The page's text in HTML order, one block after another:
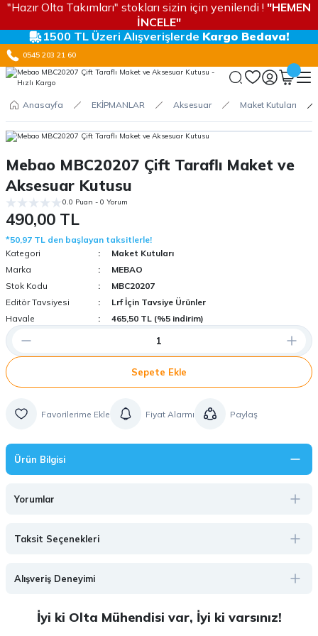
"Hazır Olta Takımları" stokları sizin için yenilendi ! "HEMEN
İNCELE"
1500 TL Üzeri Alışverişlerde Kargo Bedava!
0545 203 21 60
Anasayfa EKİPMANLAR Aksesuar Maket Kutuları
Mebao MBC20207 Çift Taraflı Maket ve
Aksesuar Kutusu
0.0 Puan - 0 Yorum
490,00 TL
*50,97 TL den başlayan taksitlerle!
Kategori
Maket Kutuları
Marka
MEBAO
Stok Kodu
MBC20207
Editör Tavsiyesi
Lrf İçin Tavsiye Ürünler
Havale
465,50 TL (%5 indirim)
Sepete Ekle
Fiyat Alarmı Paylaş
Ürün Bilgisi
Yorumlar
Taksit Seçenekleri
Alışveriş Deneyimi
İyi ki Olta Mühendisi var, İyi ki varsınız!